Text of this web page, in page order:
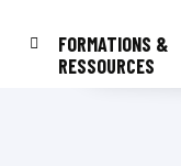
FORMATIONS &
RESSOURCES